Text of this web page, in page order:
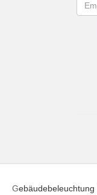
Gebäudebeleuchtung